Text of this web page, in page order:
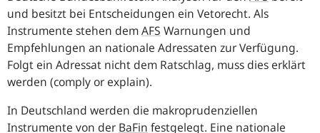
und besitzt bei Entscheidungen ein Vetorecht. Als
Instrumente stehen demAFS Warnungen und
Empfehlungen an nationale Adressaten zur Verfügung.
Folgt ein Adressat nicht dem Ratschlag, muss dies erklärt
werden (comply or explain).
In Deutschland werden die makroprudenziellen
Instrumente von der BaFin festgelegt. Eine nationale